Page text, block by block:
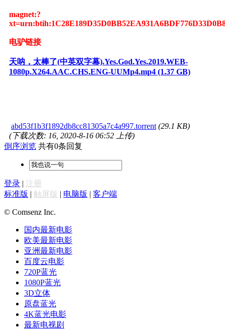
magnet:?
电驴链接
天呐，太棒了(中英双字幕).Yes.God.Yes.2019.WEB-
1080p.X264.AAC.CHS.ENG-UUMp4.mp4 (1.37 GB)
abd53f1b3f1892db8cc81305a7c4a997.torrent (29.1 KB)
(下载次数: 16, 2020-8-16 06:52 上传)
倒序浏览 共有0条回复
登录 | 注册
标准版 | 触屏版 | 电脑版 | 客户端
© Comsenz Inc.
国内最新电影
欧美最新电影
亚洲最新电影
百度云电影
720P蓝光
1080P蓝光
3D立体
原盘蓝光
4K蓝光电影
最新电视剧